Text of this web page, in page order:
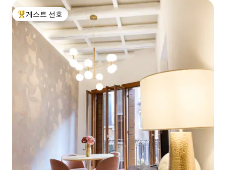
상위 게스트 선호
게스트 선호